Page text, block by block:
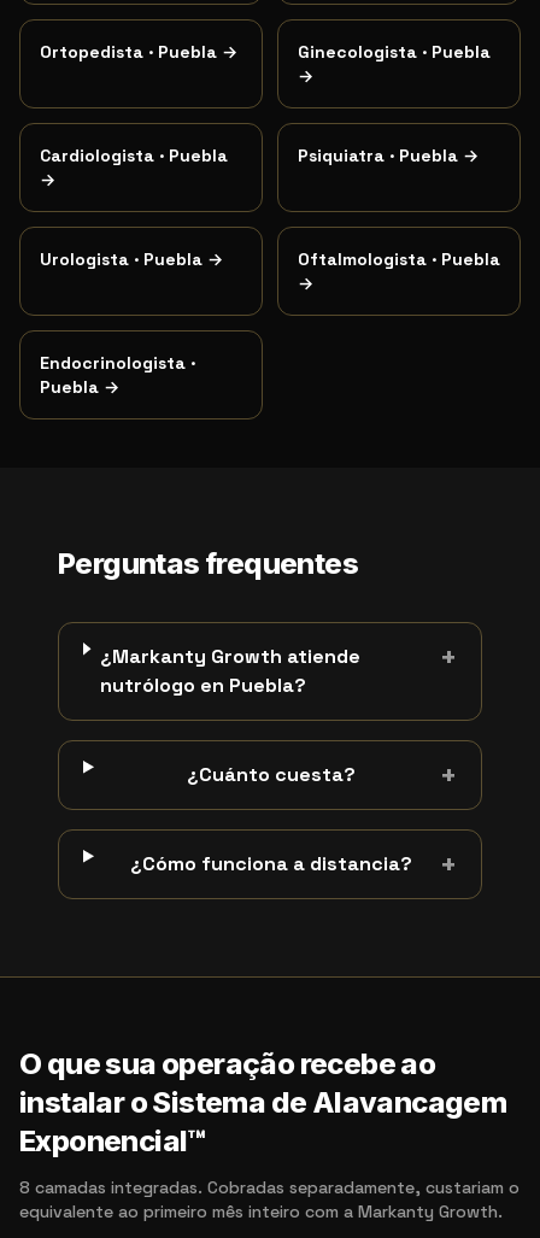
Ortopedista · Puebla → Ginecologista · Puebla
→
Cardiologista · Puebla
→
Psiquiatra · Puebla →
Urologista · Puebla → Oftalmologista · Puebla
→
Endocrinologista ·
Puebla →
Perguntas frequentes
¿Markanty Growth atiende
nutrólogo en Puebla?
+
¿Cuánto cuesta? +
¿Cómo funciona a distancia? +
O que sua operação recebe ao
instalar o Sistema de Alavancagem
Exponencial™
8 camadas integradas. Cobradas separadamente, custariam o
equivalente ao primeiro mês inteiro com a Markanty Growth.